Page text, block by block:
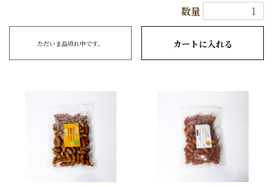
ただいま品切れ中です。
数量
カートに入れる